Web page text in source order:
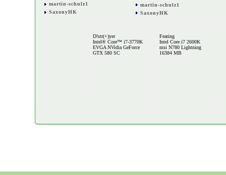
martin-schulz1
SaxonyHK
martin-schulz1
SaxonyHK
D!str(+)yer
Intel® Core™ i7-3770K
EVGA NVidia GeForce
GTX 580 SC
Fearing
Intel Core i7 2600K
msi N780 Lightning
16384 MB